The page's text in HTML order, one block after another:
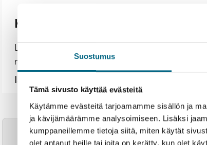
Suostumus
Tämä sivusto käyttää evästeitä
Käytämme evästeitä tarjoamamme sisällön ja
ja kävijämäärämme analysoimiseen. Lisäksi
kumppaneillemme tietoja siitä, miten käytät
olet antanut heille tai joita on kerätty, kun olet
Kristinan vastuullisuusteko
Lähtemällä tälle matkalle kasvatat Suomeen
nuoria.
Lue lisää vastuullisuusteosta.
Istutettavia taimia:
Esittely Palvelut Majoitus Hyvä tietää
Varmistathan passin/henkilökortin